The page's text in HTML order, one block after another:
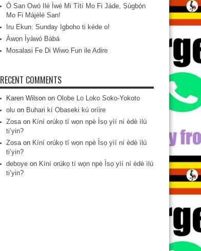
Ó San Owó Ilé Ìwé Mi Títí Mo Fi Jáde, Ṣùgbọ́n
Mo Fi Májèlé San!
Iru Ekun: Sunday Igboho ti kéde o!
Àwọn Ìyàwó Bàbá
Mosalasi Fe Di Wiwo Fun ile Adire
RECENT COMMENTS
Karen Wilson on Olobe Lo Loko Soko-Yokoto
olu on Buhari kí Obaseki kú oríire
Zosaon Kíní orúkọ tí wọn npè Ìsọ yìí ní èdè ìlú
ti’yin?
Zosaon Kíní orúkọ tí wọn npè Ìsọ yìí ní èdè ìlú
ti’yin?
deboye on Kíní orúkọ tí wọn npè Ìsọ yìí ní èdè ìlú
ti’yin?